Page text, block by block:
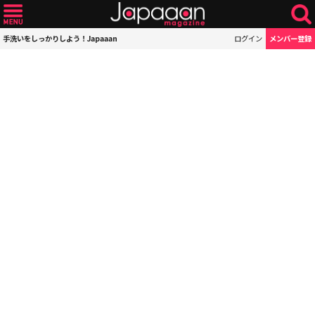
手洗いをしっかりしよう！Japaaan ログイン メンバー登録